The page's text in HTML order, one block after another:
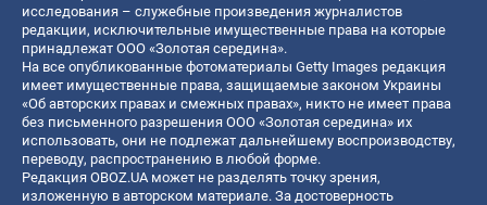
исследования – служебные произведения журналистов
редакции, исключительные имущественные права на которые
принадлежат ООО «Золотая середина».
На все опубликованные фотоматериалы Getty Images редакция
имеет имущественные права, защищаемые законом Украины
«Об авторских правах и смежных правах», никто не имеет права
без письменного разрешения ООО «Золотая середина» их
использовать, они не подлежат дальнейшему воспроизводству,
переводу, распространению в любой форме.
Редакция OBOZ.UA может не разделять точку зрения,
изложенную в авторском материале. За достоверность